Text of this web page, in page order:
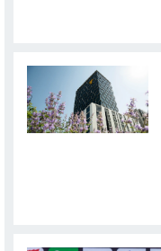
пожара в Уфе